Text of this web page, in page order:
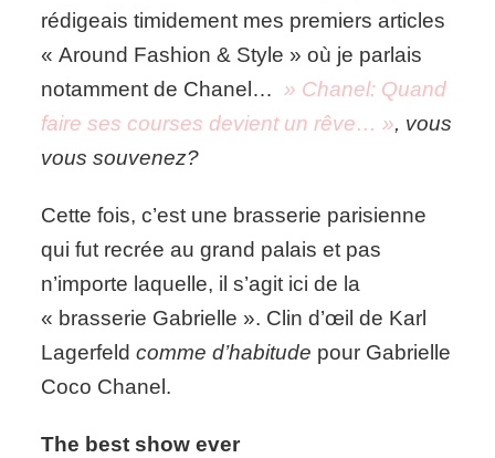
rédigeais timidement mes premiers articles
« Around Fashion & Style » où je parlais
notamment de Chanel… » Chanel: Quand
faire ses courses devient un rêve… », vous
vous souvenez?
Cette fois, c’est une brasserie parisienne
qui fut recrée au grand palais et pas
n’importe laquelle, il s’agit ici de la
« brasserie Gabrielle ». Clin d’œil de Karl
Lagerfeldcomme d’habitude pour Gabrielle
Coco Chanel.
The best show ever